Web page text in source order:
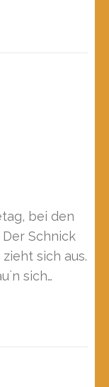
bei den
Schnick
sich aus.
sich…